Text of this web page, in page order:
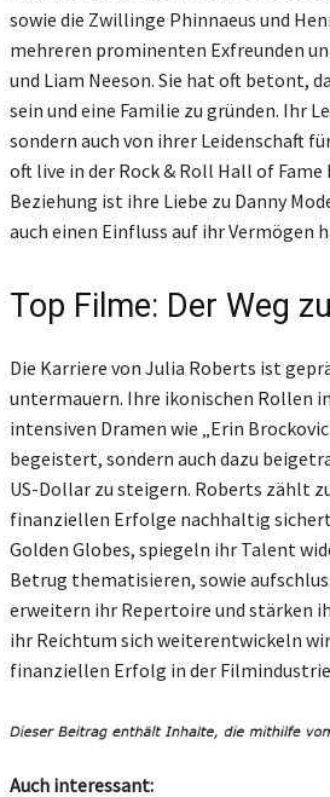
sowie die Zwillinge Phinnaeus und
mehreren prominenten Exfreunden
und Liam Neeson. Sie hat oft betont,
sein und eine Familie zu gründen. Ihr
sondern auch von ihrer Leidenschaft
oft live in der Rock & Roll Hall of
Beziehung ist ihre Liebe zu Danny
auch einen Einfluss auf ihr Vermögen
Top Filme: Der Weg
Die Karriere von Julia Roberts ist
untermauern. Ihre ikonischen Rollen
intensiven Dramen wie „Erin
begeistert, sondern auch dazu
US-Dollar zu steigern. Roberts zählt
finanziellen Erfolge nachhaltig
Golden Globes, spiegeln ihr Talent
Betrug thematisieren, sowie
erweitern ihr Repertoire und stärken
ihr Reichtum sich weiterentwickeln
finanziellen Erfolg in der
Auch interessant: